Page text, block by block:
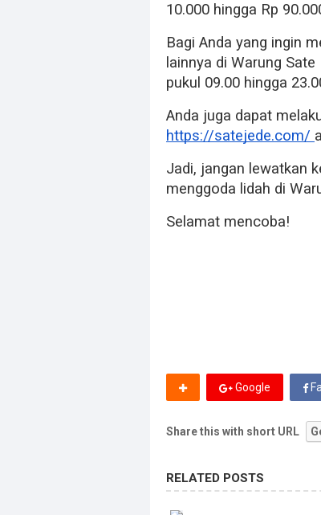
10.000 hingga Rp
Bagi Anda yang ingin
lainnya di Warung
pukul 09.00 hingga
Anda juga dapat
https://satejede.com/
Jadi, jangan lewatkan
menggoda lidah di
Selamat mencoba!
Google
Share this with short URL
RELATED POSTS